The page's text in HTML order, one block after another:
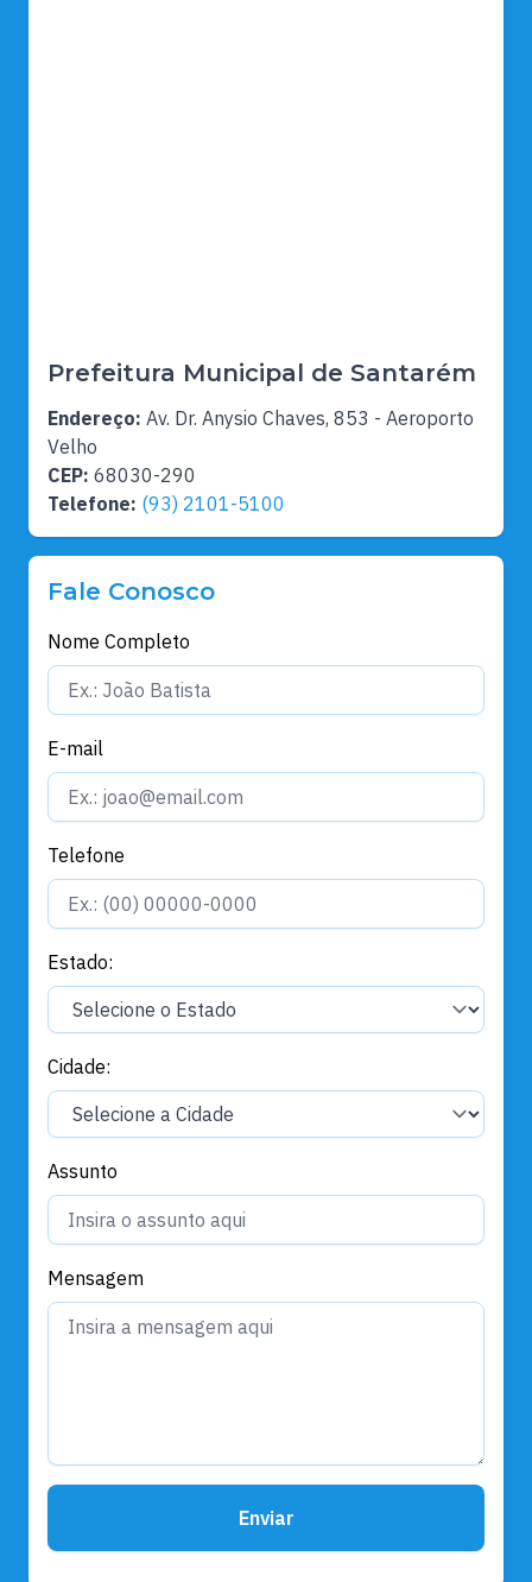
Prefeitura Municipal de Santarém
Endereço: Av. Dr. Anysio Chaves, 853 - Aeroporto
Velho
CEP: 68030-290
Telefone: (93) 2101-5100
Fale Conosco
Nome Completo
E-mail
Telefone
Estado:
Cidade:
Assunto
Mensagem
Enviar